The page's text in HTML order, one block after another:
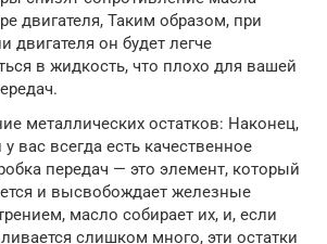
двигателя, Таким образом, при
двигателя он будет легче
в жидкость, что плохо для вашей
металлических остатков: Наконец,
вас всегда есть качественное
передач — это элемент, который
и высвобождает железные
масло собирает их, и, если
слишком много, эти остатки